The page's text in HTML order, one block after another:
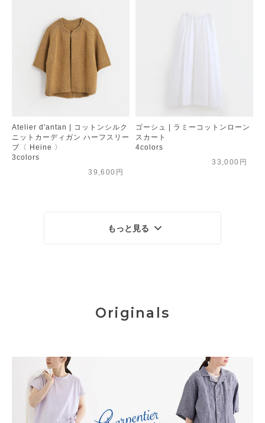
Atelier d'antan | コットンシルク
ニットカーディガン ハーフスリー
ブ〈 Heine 〉
3colors
39,600円
ゴーシュ | ラミーコットンローン
スカート
4colors
33,000円
もっと見る
Originals